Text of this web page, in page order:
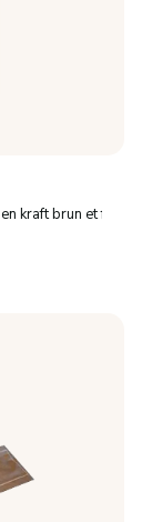
kraft brun et fenêtre.